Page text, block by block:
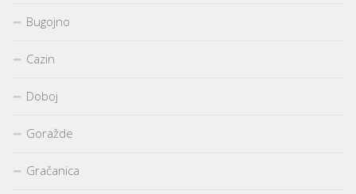
Bugojno
Cazin
Doboj
Goražde
Gračanica